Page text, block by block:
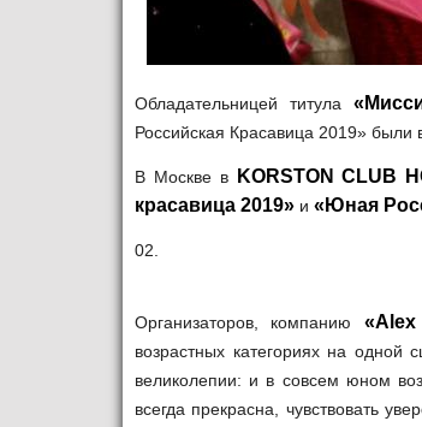
Обладательницей титула
Российская Красавица 2019»
В Москве в KORSTON CLUB
красавица 2019» и «Юная
02.
Организаторов, компанию
возрастных категориях на одной
великолепии: и в совсем юном
всегда прекрасна, чувствовать